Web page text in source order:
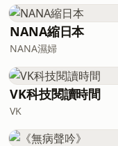
NANA縮日本
NANA濕婦
VK科技閱讀時間
VK